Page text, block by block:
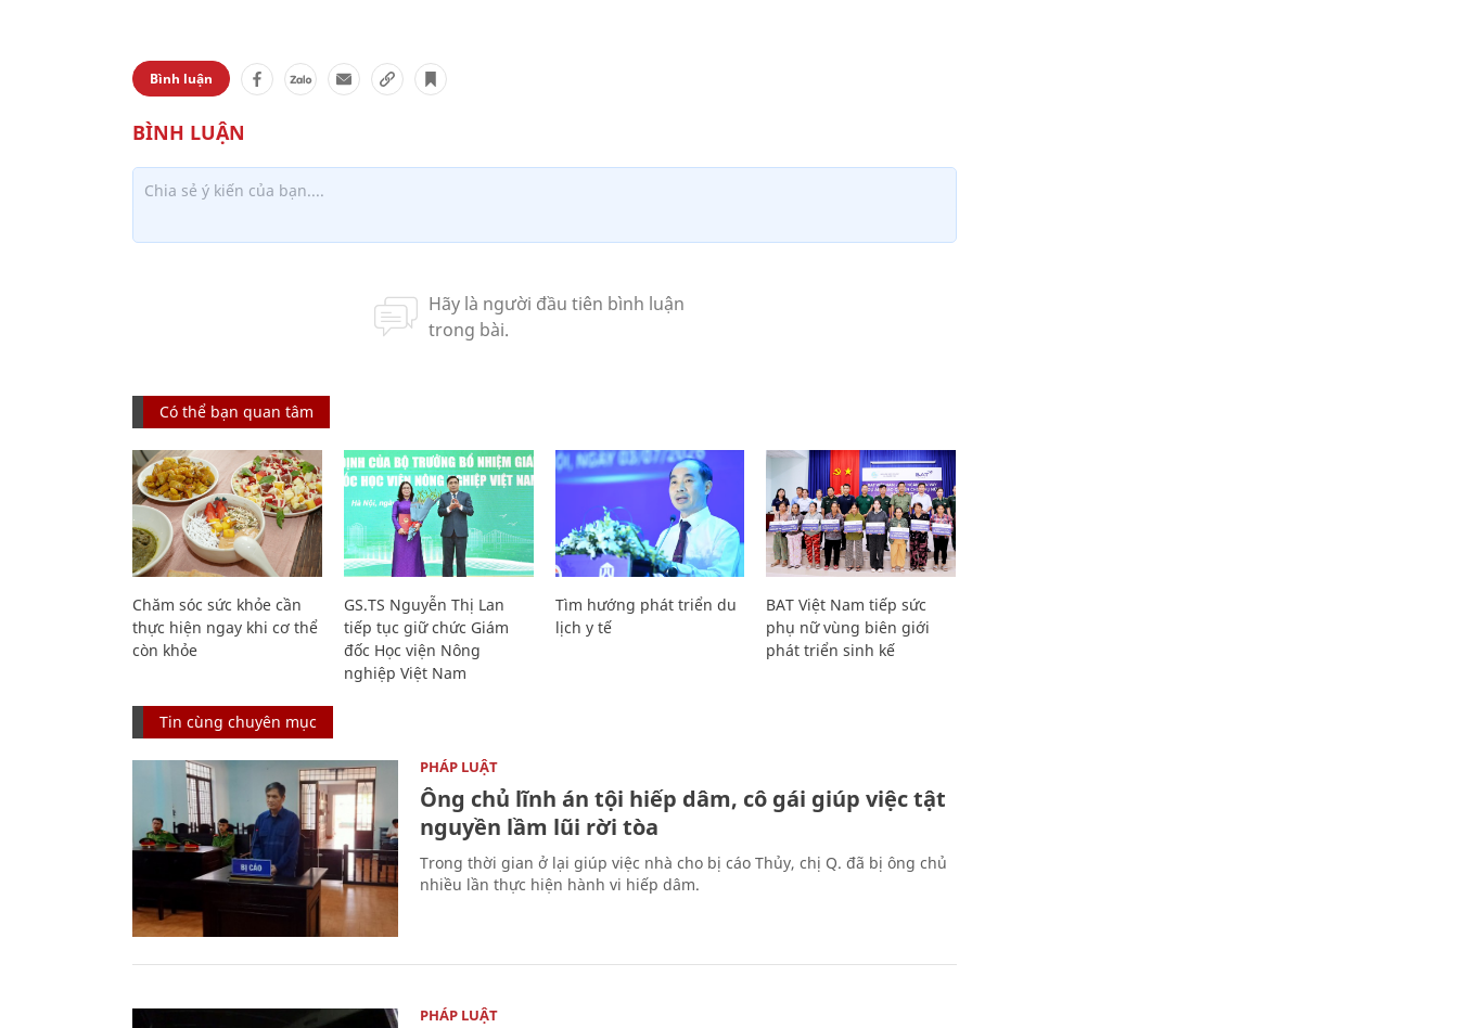
Bình luận
Có thể bạn quan tâm
Chăm sóc sức khỏe cần
thực hiện ngay khi cơ thể
còn khỏe
GS.TS Nguyễn Thị Lan
tiếp tục giữ chức Giám
đốc Học viện Nông
nghiệp Việt Nam
Tìm hướng phát triển du
lịch y tế
BAT Việt Nam tiếp sức
phụ nữ vùng biên giới
phát triển sinh kế
Tin cùng chuyên mục
PHÁP LUẬT
Ông chủ lĩnh án tội hiếp dâm, cô gái giúp việc tật
nguyền lầm lũi rời tòa
Trong thời gian ở lại giúp việc nhà cho bị cáo Thủy, chị Q. đã bị ông chủ
nhiều lần thực hiện hành vi hiếp dâm.
PHÁP LUẬT